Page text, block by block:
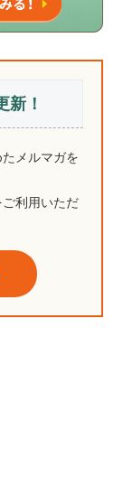
新！
メルマガを
利用いただ